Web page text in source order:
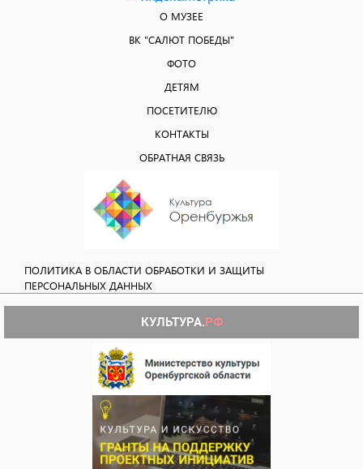
О МУЗЕЕ
ВК "САЛЮТ ПОБЕДЫ"
ФОТО
ДЕТЯМ
ПОСЕТИТЕЛЮ
КОНТАКТЫ
ОБРАТНАЯ СВЯЗЬ
ПОЛИТИКА В ОБЛАСТИ ОБРАБОТКИ И ЗАЩИТЫ
ПЕРСОНАЛЬНЫХ ДАННЫХ